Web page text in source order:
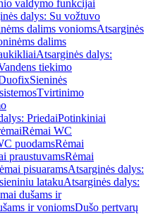
valdymo funkcijai
dalys: Su vožtuvo
dalims voniomsAtsarginės
dalims
Atsarginės dalys:
tiekimo
Sieninės
Tvirtinimo
PriedaiPotinkiniai
Rėmai WC
puodamsRėmai
praustuvamsRėmai
pisuaramsAtsarginės dalys:
latakuAtsarginės dalys:
dušams ir
ir voniomsDušo pertvarų